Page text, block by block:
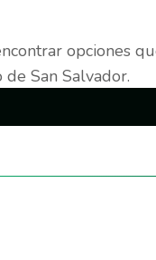
opciones
de San Salvador.